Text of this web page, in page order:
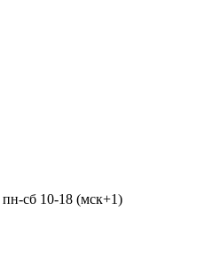
пн-сб 10-18 (мск+1)